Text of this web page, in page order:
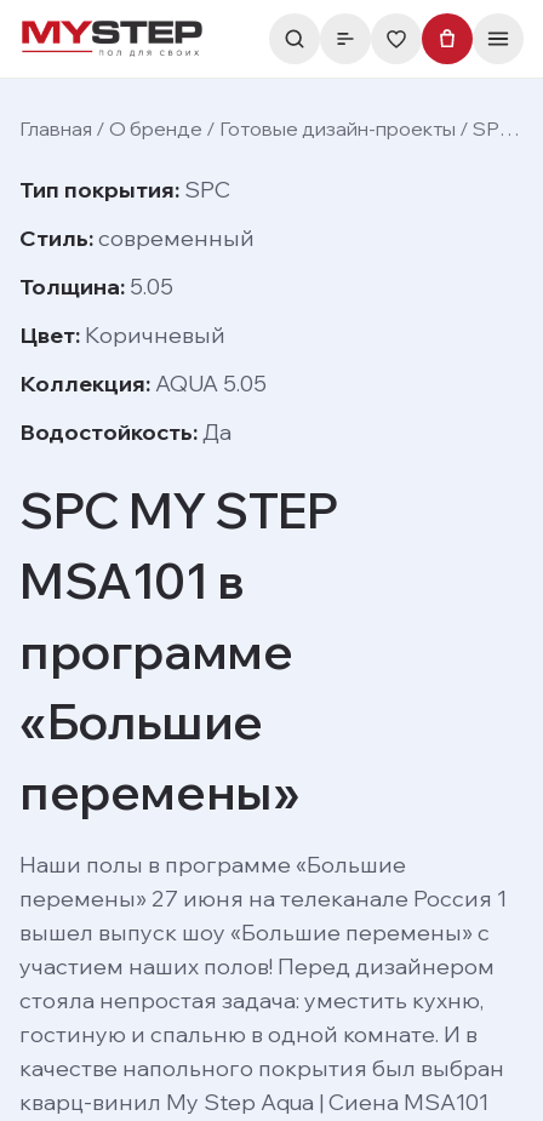
Главная / О бренде / Готовые дизайн-проекты / SPC MY STEP MSA101 в программе «Большие перемены»
Тип покрытия: SPC
Стиль:современный
Толщина: 5.05
Цвет: Коричневый
Коллекция: AQUA 5.05
Водостойкость:Да
SPC MY STEP
MSA101 в
программе
«Большие
перемены»
Наши полы в программе «Большие
перемены» 27 июня на телеканале Россия 1
вышел выпуск шоу «Большие перемены» с
участием наших полов! Перед дизайнером
стояла непростая задача: уместить кухню,
гостиную и спальню в одной комнате. И в
качестве напольного покрытия был выбран
кварц-винил My Step Aqua | Сиена MSA101